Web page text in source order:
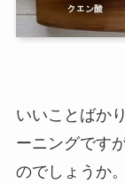
いいことばか
ーニングです
のでしょうか。